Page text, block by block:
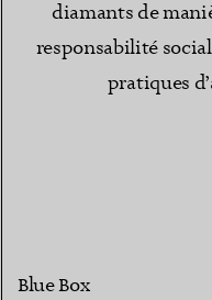
diamants de
responsabilité
pratiques
Blue Box